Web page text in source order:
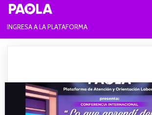
INGRESA A LA PLATAFORMA